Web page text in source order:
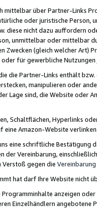
mittelbar über Partner-Links
oder juristische
diese nicht dazu auffordern
unmittelbar oder mittelbar
Zwecken (gleich welcher Art)
für gewerbliche
die Partner-Links enthält
manipulieren oder
Lage sind, die Website oder
Schaltflächen, Hyperlinks
eine Amazon-Website
eine schriftliche
der Vereinbarung,
gegen die Vereinbarung
hat darf Ihre Website nicht
anzeigen
Einzelhändlern